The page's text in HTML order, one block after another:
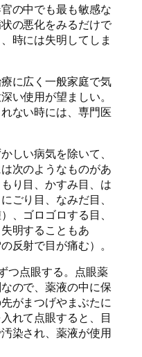
の中でも最も敏感な
の悪化をみるだけで
時には失明してしま
に広く一般家庭で気
い使用が望ましい。
ない時には、専門医
しい病気を除いて、
次のようなものがあ
り目、かすみ目、は
ごり目、なみだ目、
、ゴロゴロする目、
明することもあ
反射で目が痛む）。
つ点眼する。点眼薬
ので、薬液の中に保
がまつげやまぶたに
れて点眼すると、目
染され、薬液が使用